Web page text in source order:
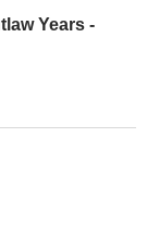
Years -